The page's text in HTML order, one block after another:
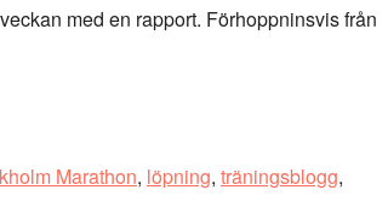
med en rapport. Förhoppninsvis från
Marathon, löpning, träningsblogg,